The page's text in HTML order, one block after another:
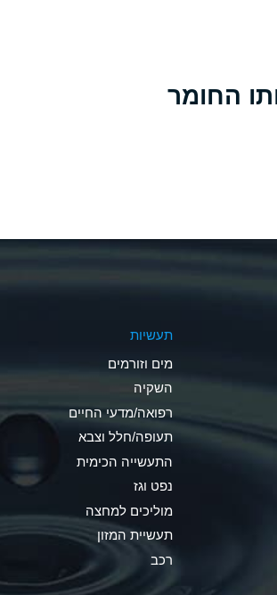
B
D
A
D
תעשיות
מים וזורמים
השקיה
רפואה/מדעי החיים
תעופה/חלל וצבא
התעשייה הכימית
נפט וגז
מוליכים למחצה
תעשיית המזון
רכב